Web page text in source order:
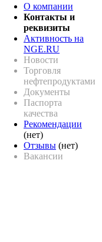
О компании
Контакты и
реквизиты
Активность на
NGE.RU
Новости
Торговля
нефтепродуктами
Документы
Паспорта
качества
Рекомендации
(нет)
Отзывы (нет)
Вакансии